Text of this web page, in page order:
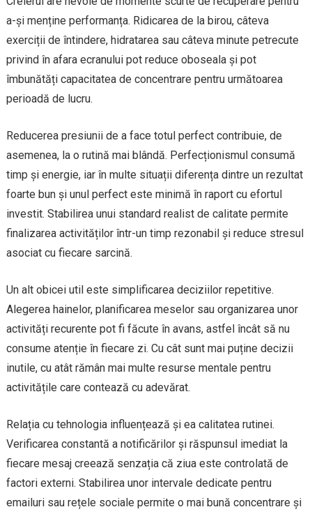
a-și menține performanța. Ridicarea de la birou, câteva
exerciții de întindere, hidratarea sau câteva minute petrecute
privind în afara ecranului pot reduce oboseala și pot
îmbunătăți capacitatea de concentrare pentru următoarea
perioadă de lucru.
Reducerea presiunii de a face totul perfect contribuie, de
asemenea, la o rutină mai blândă. Perfecționismul consumă
timp și energie, iar în multe situații diferența dintre un rezultat
foarte bun și unul perfect este minimă în raport cu efortul
investit. Stabilirea unui standard realist de calitate permite
finalizarea activităților într-un timp rezonabil și reduce stresul
asociat cu fiecare sarcină.
Un alt obicei util este simplificarea deciziilor repetitive.
Alegerea hainelor, planificarea meselor sau organizarea unor
activități recurente pot fi făcute în avans, astfel încât să nu
consume atenție în fiecare zi. Cu cât sunt mai puține decizii
inutile, cu atât rămân mai multe resurse mentale pentru
activitățile care contează cu adevărat.
Relația cu tehnologia influențează și ea calitatea rutinei.
Verificarea constantă a notificărilor și răspunsul imediat la
fiecare mesaj creează senzația că ziua este controlată de
factori externi. Stabilirea unor intervale dedicate pentru
emailuri sau rețele sociale permite o mai bună concentrare și